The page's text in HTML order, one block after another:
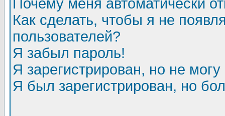
Почему меня автоматически
Как сделать, чтобы я не
пользователей?
Я забыл пароль!
Я зарегистрирован, но не могу
Я был зарегистрирован, но